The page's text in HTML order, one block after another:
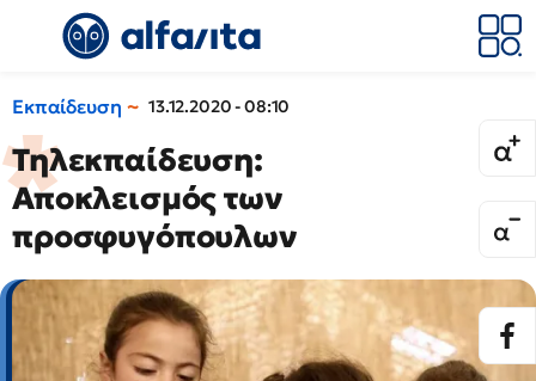
Εκπαίδευση 13.12.2020 - 08:10
Τηλεκπαίδευση:
Αποκλεισμός των
προσφυγόπουλων